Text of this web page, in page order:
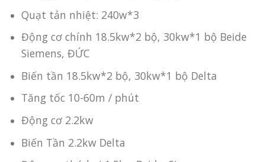
Quạt tản nhiệt: 240w*3
Động cơ chính 18.5kw*2 bộ, 30kw*1 bộ Beide
Siemens, ĐỨC
Biến tần 18.5kw*2 bộ, 30kw*1 bộ Delta
Tăng tốc 10-60m / phút
Động cơ 2.2kw
Biến Tần 2.2kw Delta